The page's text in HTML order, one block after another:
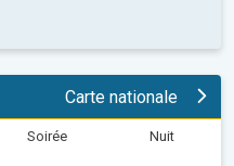
Carte nationale
Soirée Nuit